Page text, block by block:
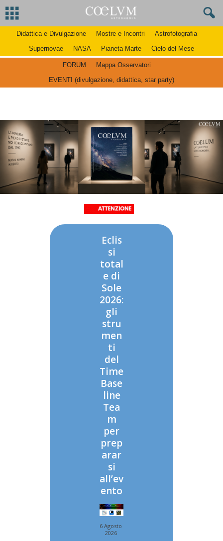
Didattica e Divulgazione Mostre e Incontri
Astrofotografia
Supernovae
NASA Pianeta Marte Cielo del Mese
FORUM
Mappa Osservatori
EVENTI (divulgazione, didattica, star party)
Eclis
si
total
e di
Sole
2026:
gli
stru
men
ti
del
Time
Base
line
Tea
m
per
prep
arar
si
all’ev
ento
6 Agosto
2026